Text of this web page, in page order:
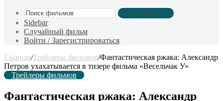
Поиск фильмов
Sidebar
Случайный фильм
Войти / Зарегистрироваться
Главная/Трейлеры фильмов/Фантастическая ржака: Александр
Петров ухахатывается в тизере фильма «Весельчак У»
Трейлеры фильмов
Фантастическая ржака: Александр